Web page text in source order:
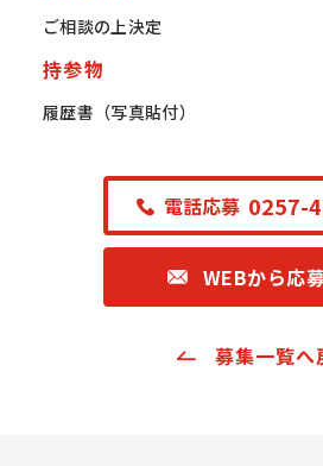
ご相談の上決定
持参物
履歴書（写真貼付）
電話応募 0257-
WEBから応
募集一覧へ